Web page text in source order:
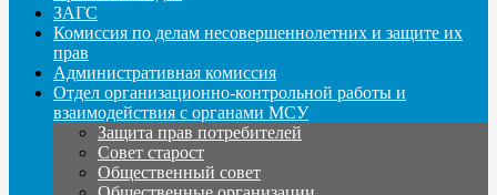
ЗАГС
Комиссия по делам несовершеннолетних и защите их
прав
Административная комиссия
Отдел организационно-контрольной работы и
взаимодействия с органами МСУ
Защита прав потребителей
Совет старост
Общественный совет